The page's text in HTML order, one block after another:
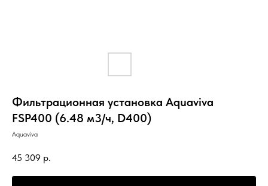
Фильтрационная установка Aquaviva
FSP400 (6.48 м3/ч, D400)
Aquaviva
45 309 р.